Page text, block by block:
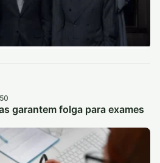
garantem folga para exames